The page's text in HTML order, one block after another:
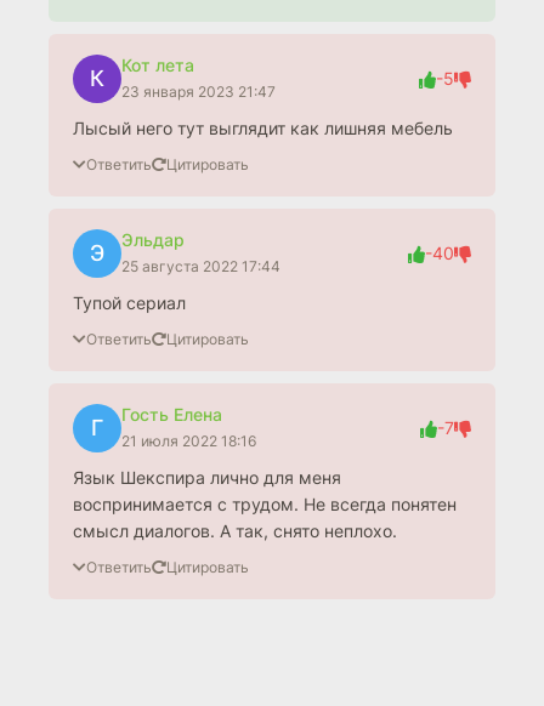
К
Кот лета
23 января 2023 21:47
-5
Лысый него тут выглядит как лишняя мебель
Ответить Цитировать
Э
Эльдар
25 августа 2022 17:44
-40
Тупой сериал
Ответить Цитировать
Г
Гость Елена
21 июля 2022 18:16
-7
Язык Шекспира лично для меня
воспринимается с трудом. Не всегда понятен
смысл диалогов. А так, снято неплохо.
Ответить Цитировать